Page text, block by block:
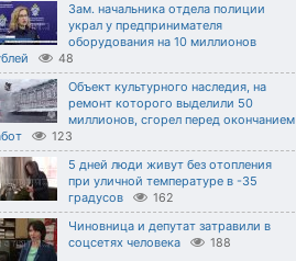
Зам. начальника отдела полиции
украл у предпринимателя
оборудования на 10 миллионов
48
Объект культурного наследия, на
ремонт которого выделили 50
миллионов, сгорел перед окончанием
123
5 дней люди живут без отопления
при уличной температуре в -35
градусов
162
Чиновница и депутат затравили в
соцсетях человека
188